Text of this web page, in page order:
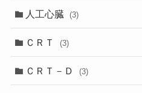
人工心臓 (3)
ＣＲＴ (3)
ＣＲＴ－Ｄ (3)